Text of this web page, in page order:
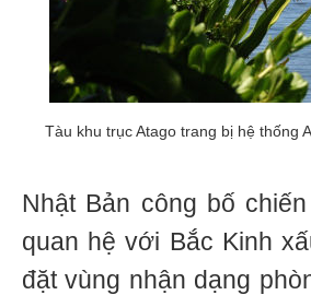
Tàu khu trục Atago trang bị hệ thống
Nhật Bản công bố
quan hệ với Bắc Kinh
đặt vùng nhận dạng